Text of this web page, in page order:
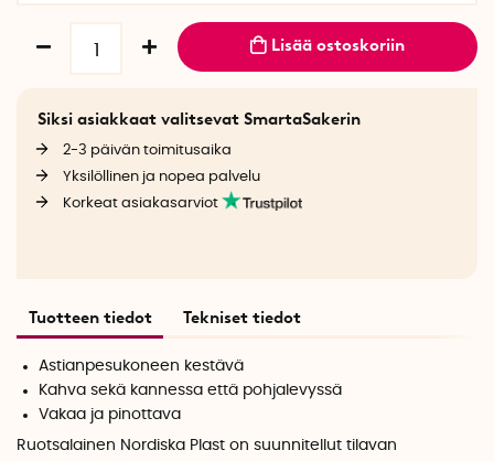
Lisää ostoskoriin
Siksi asiakkaat valitsevat SmartaSakerin
2-3 päivän toimitusaika
Yksilöllinen ja nopea palvelu
Korkeat asiakasarviot
Tuotteen tiedot Tekniset tiedot
Astianpesukoneen kestävä
Kahva sekä kannessa että pohjalevyssä
Vakaa ja pinottava
Ruotsalainen Nordiska Plast on suunnitellut tilavan